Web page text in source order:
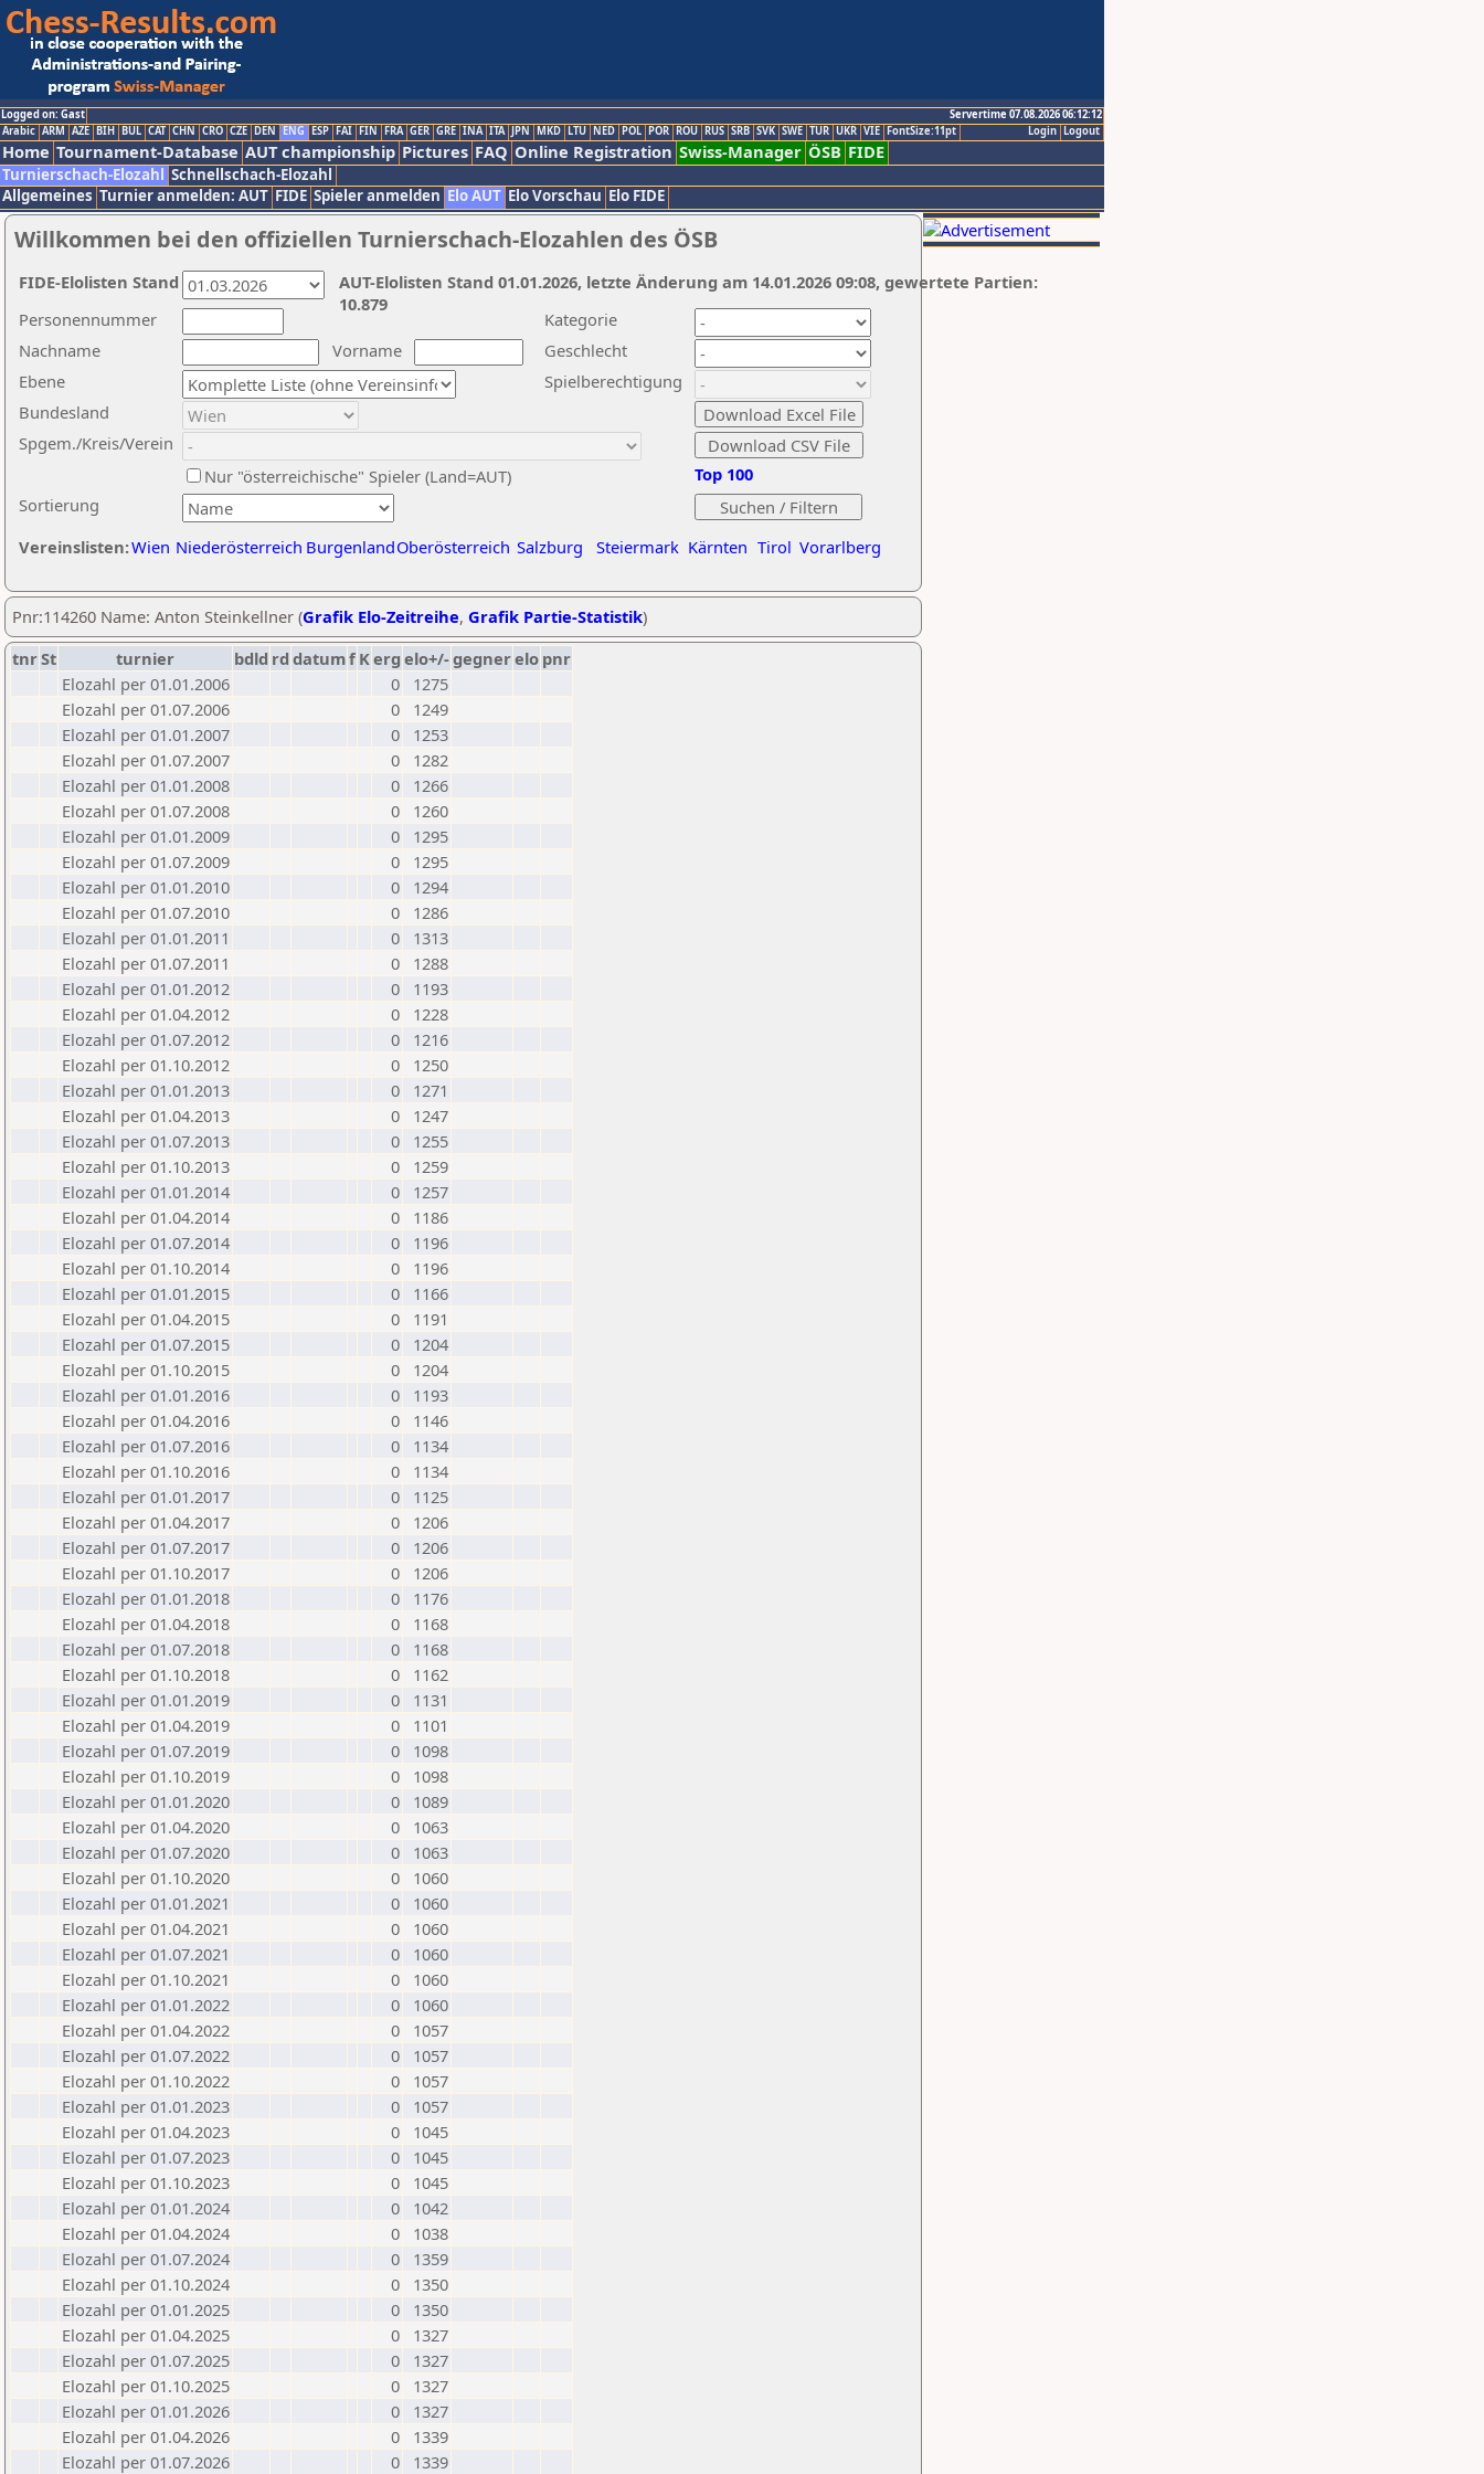
Logged on: Gast
Servertime 07.08.2026 06:12:12
Logout
Login
Arabic ARM AZE BIH BUL CAT CHN CRO CZE DEN ENG ESP FAI FIN FRA GER GRE INA ITA JPN MKD LTU NED POL POR ROU RUS SRB SVK SWE TUR UKR VIE FontSize:11pt
Home Tournament-Database AUT championship Pictures FAQ Online Registration Swiss-Manager ÖSB FIDE
Turnierschach-Elozahl Schnellschach-Elozahl
Allgemeines Turnier anmelden: AUT FIDE Spieler anmelden Elo AUT Elo Vorschau Elo FIDE
Willkommen bei den offiziellen Turnierschach-Elozahlen des ÖSB
Nachname
Vorname
Ebene
Kategorie
Sortierung
Personennummer
Bundesland
Spgem./Kreis/Verein
Geschlecht
Nur "österreichische" Spieler (Land=AUT)
Spielberechtigung
Vereinslisten:Wien Niederösterreich BurgenlandOberösterreich Salzburg Steiermark Kärnten Tirol Vorarlberg
Top 100
AUT-Elolisten Stand 01.01.2026, letzte Änderung am 14.01.2026 09:08, gewertete Partien:
10.879
FIDE-Elolisten Stand
Pnr:114260 Name: Anton Steinkellner (Grafik Elo-Zeitreihe, Grafik Partie-Statistik)
tnrSt turnier bdld rd datumf Kerg elo+/-gegnerelo pnr
Elozahl per 01.01.2006
0
1275
Elozahl per 01.07.2006
0
1249
Elozahl per 01.01.2007
0
1253
Elozahl per 01.07.2007
0
1282
Elozahl per 01.01.2008
0
1266
Elozahl per 01.07.2008
0
1260
Elozahl per 01.01.2009
0
1295
Elozahl per 01.07.2009
0
1295
Elozahl per 01.01.2010
0
1294
Elozahl per 01.07.2010
0
1286
Elozahl per 01.01.2011
0
1313
Elozahl per 01.07.2011
0
1288
Elozahl per 01.01.2012
0
1193
Elozahl per 01.04.2012
0
1228
Elozahl per 01.07.2012
0
1216
Elozahl per 01.10.2012
0
1250
Elozahl per 01.01.2013
0
1271
Elozahl per 01.04.2013
0
1247
Elozahl per 01.07.2013
0
1255
Elozahl per 01.10.2013
0
1259
Elozahl per 01.01.2014
0
1257
Elozahl per 01.04.2014
0
1186
Elozahl per 01.07.2014
0
1196
Elozahl per 01.10.2014
0
1196
Elozahl per 01.01.2015
0
1166
Elozahl per 01.04.2015
0
1191
Elozahl per 01.07.2015
0
1204
Elozahl per 01.10.2015
0
1204
Elozahl per 01.01.2016
0
1193
Elozahl per 01.04.2016
0
1146
Elozahl per 01.07.2016
0
1134
Elozahl per 01.10.2016
0
1134
Elozahl per 01.01.2017
0
1125
Elozahl per 01.04.2017
0
1206
Elozahl per 01.07.2017
0
1206
Elozahl per 01.10.2017
0
1206
Elozahl per 01.01.2018
0
1176
Elozahl per 01.04.2018
0
1168
Elozahl per 01.07.2018
0
1168
Elozahl per 01.10.2018
0
1162
Elozahl per 01.01.2019
0
1131
Elozahl per 01.04.2019
0
1101
Elozahl per 01.07.2019
0
1098
Elozahl per 01.10.2019
0
1098
Elozahl per 01.01.2020
0
1089
Elozahl per 01.04.2020
0
1063
Elozahl per 01.07.2020
0
1063
Elozahl per 01.10.2020
0
1060
Elozahl per 01.01.2021
0
1060
Elozahl per 01.04.2021
0
1060
Elozahl per 01.07.2021
0
1060
Elozahl per 01.10.2021
0
1060
Elozahl per 01.01.2022
0
1060
Elozahl per 01.04.2022
0
1057
Elozahl per 01.07.2022
0
1057
Elozahl per 01.10.2022
0
1057
Elozahl per 01.01.2023
0
1057
Elozahl per 01.04.2023
0
1045
Elozahl per 01.07.2023
0
1045
Elozahl per 01.10.2023
0
1045
Elozahl per 01.01.2024
0
1042
Elozahl per 01.04.2024
0
1038
Elozahl per 01.07.2024
0
1359
Elozahl per 01.10.2024
0
1350
Elozahl per 01.01.2025
0
1350
Elozahl per 01.04.2025
0
1327
Elozahl per 01.07.2025
0
1327
Elozahl per 01.10.2025
0
1327
Elozahl per 01.01.2026
0
1327
Elozahl per 01.04.2026
0
1339
Elozahl per 01.07.2026
0 1339